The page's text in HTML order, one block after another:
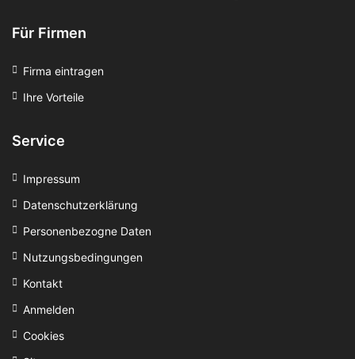
Für Firmen
Firma eintragen
Ihre Vorteile
Service
Impressum
Datenschutzerklärung
Personenbezogne Daten
Nutzungsbedingungen
Kontakt
Anmelden
Cookies